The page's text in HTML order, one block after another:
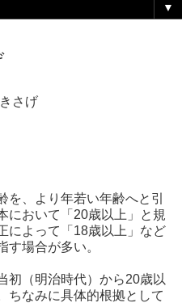
▼
さげ
、より年若い年齢へと引
において「20歳以上」と規
によって「18歳以上」など
す場合が多い。
初（明治時代）から20歳以
ちなみに具体的根拠として